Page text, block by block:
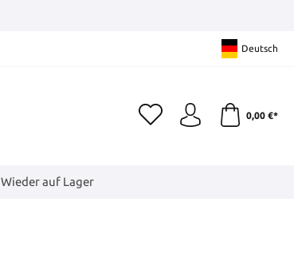
Deutsch
0,00 €*
Wieder auf Lager